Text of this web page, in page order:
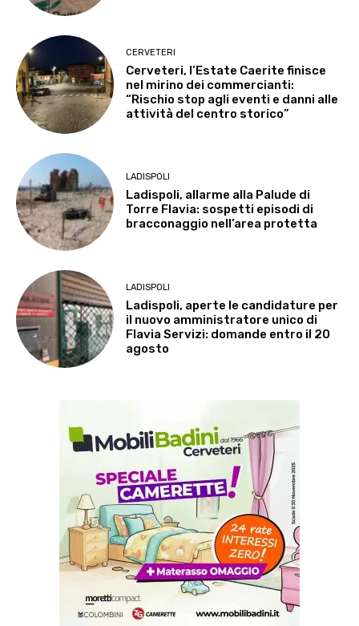
CERVETERI
Cerveteri, l’Estate Caerite finisce
nel mirino dei commercianti:
“Rischio stop agli eventi e danni alle
attività del centro storico”
LADISPOLI
Ladispoli, allarme alla Palude di
Torre Flavia: sospetti episodi di
bracconaggio nell’area protetta
LADISPOLI
Ladispoli, aperte le candidature per
il nuovo amministratore unico di
Flavia Servizi: domande entro il 20
agosto